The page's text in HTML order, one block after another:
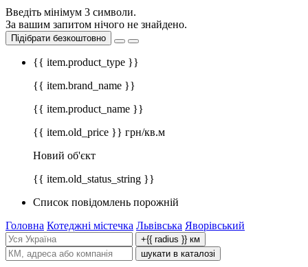
Введіть мінімум 3 символи.
За вашим запитом нічого не знайдено.
Підібрати безкоштовно
{{ item.product_type }}
{{ item.brand_name }}
{{ item.product_name }}
{{ item.old_price }} грн/кв.м
Новий об'єкт
{{ item.old_status_string }}
Список повідомлень порожній
Головна Котеджні містечка Львівська Яворівський
+{{ radius }} км
шукати в каталозі